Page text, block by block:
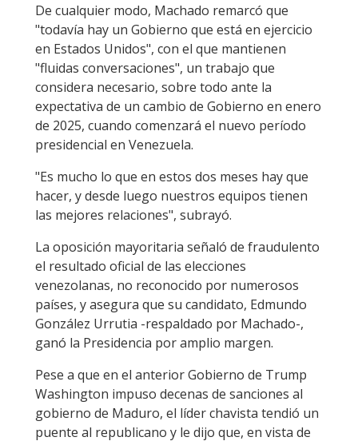
De cualquier modo, Machado remarcó que
"todavía hay un Gobierno que está en ejercicio
en Estados Unidos", con el que mantienen
"fluidas conversaciones", un trabajo que
considera necesario, sobre todo ante la
expectativa de un cambio de Gobierno en enero
de 2025, cuando comenzará el nuevo período
presidencial en Venezuela.
"Es mucho lo que en estos dos meses hay que
hacer, y desde luego nuestros equipos tienen
las mejores relaciones", subrayó.
La oposición mayoritaria señaló de fraudulento
el resultado oficial de las elecciones
venezolanas, no reconocido por numerosos
países, y asegura que su candidato, Edmundo
González Urrutia -respaldado por Machado-,
ganó la Presidencia por amplio margen.
Pese a que en el anterior Gobierno de Trump
Washington impuso decenas de sanciones al
gobierno de Maduro, el líder chavista tendió un
puente al republicano y le dijo que, en vista de